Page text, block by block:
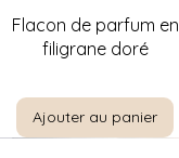
Aperçu rapide
Flacon de parfum en
filigrane doré
Ajouter au panier